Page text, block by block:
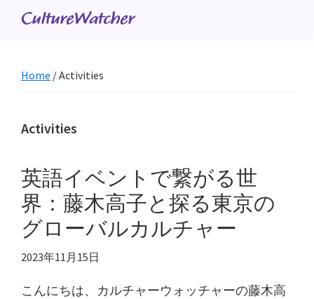
content
CultureWatcher
Home / Activities
Activities
英語イベントで繋がる世
界：藤木高子と探る東京の
グローバルカルチャー
2023年11月15日
こんにちは、カルチャーウォッチャーの藤木高